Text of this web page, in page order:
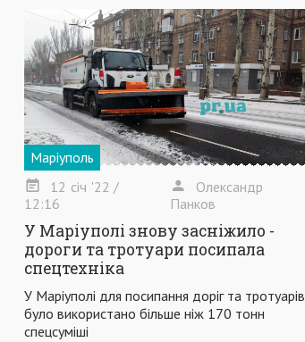
Маріуполь
12 січ '22 /
12:16
Олександр
Панков
У Маріуполі знову засніжило -
дороги та тротуари посипала
спецтехніка
У Маріуполі для посипання доріг та тротуарів
було використано більше ніж 170 тонн
спецсуміші